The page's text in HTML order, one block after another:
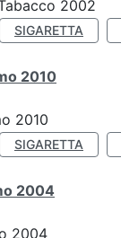
2002
SIGARETTA
2010
2010
SIGARETTA
2004
2004